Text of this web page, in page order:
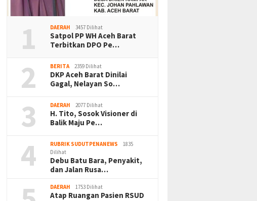
1 DAERAH 3457 Dilihat
Satpol PP WH Aceh Barat
Terbitkan DPO Pe…
2 BERITA 2359 Dilihat
DKP Aceh Barat Dinilai
Gagal, Nelayan So…
3 DAERAH 2077 Dilihat
H. Tito, Sosok Visioner di
Balik Maju Pe…
4 RUBRIK SUDUTPENANEWS
1835
Dilihat
Debu Batu Bara, Penyakit,
dan Jalan Rusa…
DAERAH 1753 Dilihat
Atap Ruangan Pasien RSUD